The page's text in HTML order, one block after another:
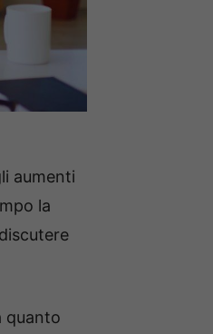
aumenti
la
quanto